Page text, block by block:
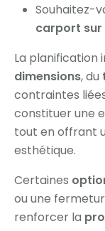
Souhaitez-
carport sur
La planification
dimensions, du
contraintes
constituer une
tout en offrant
esthétique.
Certaines
ou une
renforcer la